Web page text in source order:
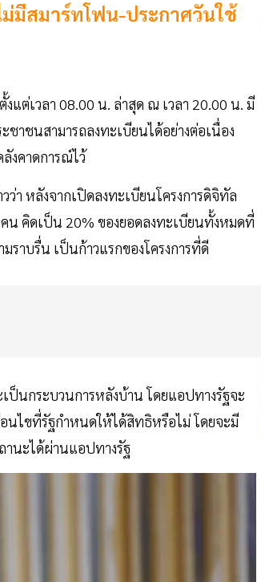
ม่มีสมาร์ทโฟน-ประกาศวันใช้
แต่เวลา 08.00 น. ล่าสุด ณ เวลา 20.00 น. มี
าชนสามารถลงทะเบียนได้อย่างต่อเนื่อง
งคาดการณ์ไว้
า หลังจากเปิดลงทะเบียนโครงการดิจิทัล
คน คิดเป็น 20% ของยอดลงทะเบียนทั้งหมดที่
ราบรื่น เป็นก้าวแรกของโครงการที่ดี
นกระบวนการหลังบ้าน โดยแอปทางรัฐจะ
นไขที่รัฐกำหนดให้ได้สิทธิหรือไม่ โดยจะมี
านะได้ผ่านแอปทางรัฐ